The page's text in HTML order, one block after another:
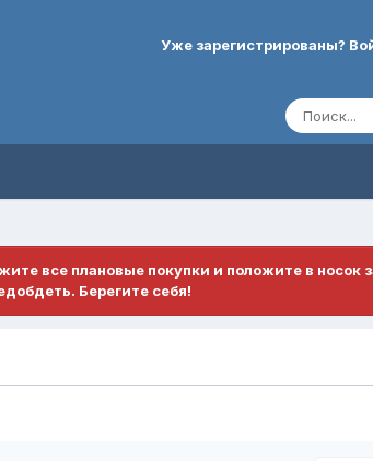
Уже зарегистрированы?
все плановые покупки и положите в носок
Берегите себя!